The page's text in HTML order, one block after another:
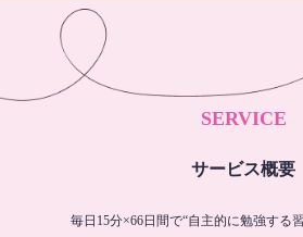
SERVICE
サービス概要
毎日15分×66日間で“自主的に勉強する